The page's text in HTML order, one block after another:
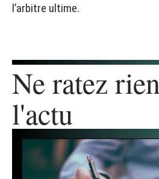
l’arbitre ultime.
Ne ratez
l'actu